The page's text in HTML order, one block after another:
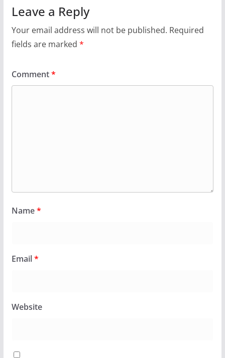
Leave a Reply
Your email address will not be published. Required
fields are marked *
Comment*
Name*
Email*
Website